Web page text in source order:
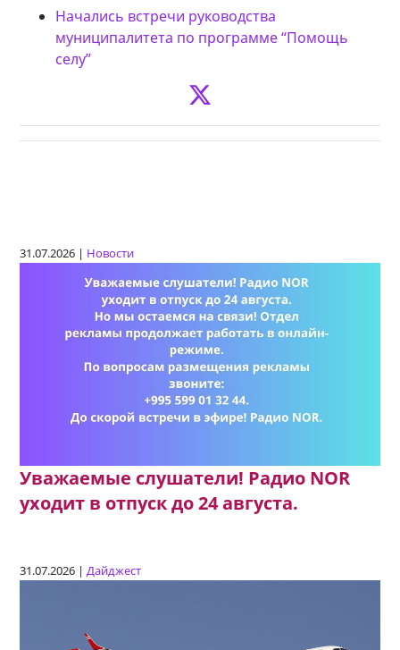
Начались встречи руководства
муниципалитета по программе “Помощь
селу”
31.07.2026 | Новости
Уважаемые слушатели! Радио NOR
уходит в отпуск до 24 августа.
31.07.2026 |Дайджест